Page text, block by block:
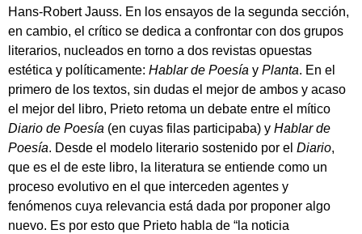
Hans-Robert Jauss. En los ensayos de la segunda sección,
en cambio, el crítico se dedica a confrontar con dos grupos
literarios, nucleados en torno a dos revistas opuestas
estética y políticamente: Hablar de Poesía y Planta. En el
primero de los textos, sin dudas el mejor de ambos y acaso
el mejor del libro, Prieto retoma un debate entre el mítico
Diario de Poesía (en cuyas filas participaba) y Hablar de
Poesía. Desde el modelo literario sostenido por el Diario,
que es el de este libro, la literatura se entiende como un
proceso evolutivo en el que interceden agentes y
fenómenos cuya relevancia está dada por proponer algo
nuevo. Es por esto que Prieto habla de “la noticia